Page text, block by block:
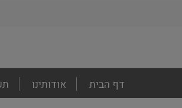
footer
menu
דף הבית אודותינו